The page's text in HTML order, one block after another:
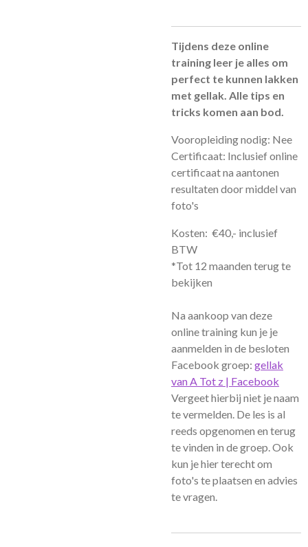
Tijdens deze online
training leer je alles om
perfect te kunnen lakken
met gellak. Alle tips en
tricks komen aan bod.
Vooropleiding nodig: Nee
Certificaat: Inclusief online
certificaat na aantonen
resultaten door middel van
foto's
Kosten: €40,- inclusief
BTW
*Tot 12 maanden terug te
bekijken
Na aankoop van deze
online training kun je je
aanmelden in de besloten
Facebook groep: gellak
van A Tot z | Facebook
Vergeet hierbij niet je naam
te vermelden. De les is al
reeds opgenomen en terug
te vinden in de groep. Ook
kun je hier terecht om
foto's te plaatsen en advies
te vragen.